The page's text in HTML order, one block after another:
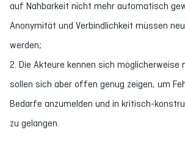
auf Nahbarkeit nicht mehr automatisch
Anonymität und Verbindlichkeit müssen
werden;
2. Die Akteure kennen sich möglicherweise
sollen sich aber offen genug zeigen, um
Bedarfe anzumelden und in kritisch-
zu gelangen.